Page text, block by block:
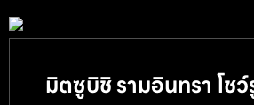
มิตซูบิชิ รามอินทรา โช